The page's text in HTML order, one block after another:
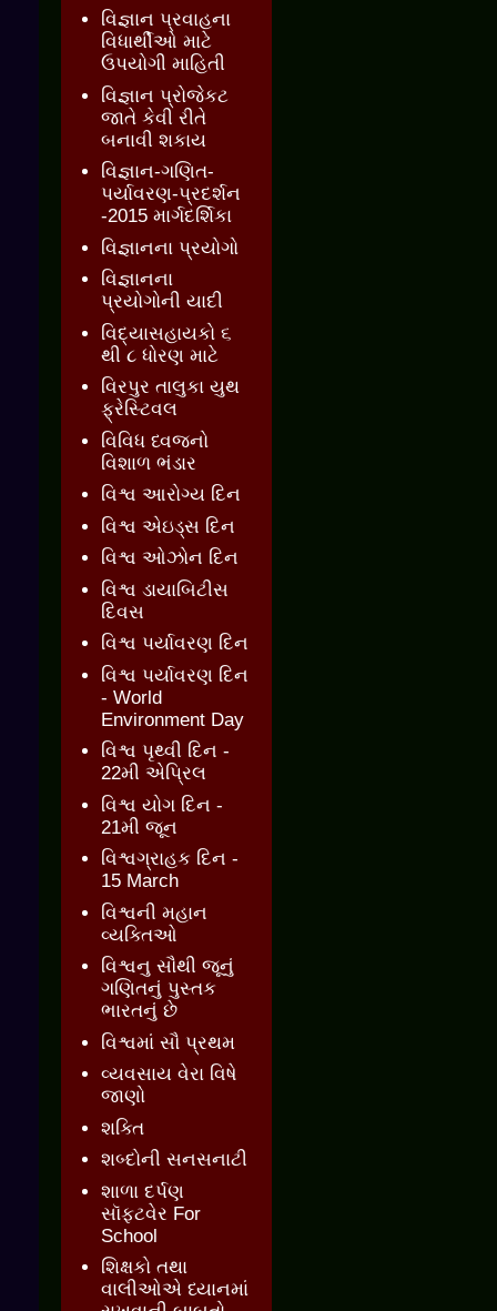
વિજ્ઞાન પ્રવાહના
વિધાર્થીઓ માટે
ઉપયોગી માહિતી
વિજ્ઞાન પ્રોજેકટ
જાતે કેવી રીતે
બનાવી શકાય
વિજ્ઞાન-ગણિત-
પર્યાવરણ-પ્રદર્શન
-2015 માર્ગદર્શિકા
વિજ્ઞાનના પ્રયોગો
વિજ્ઞાનના
પ્રયોગોની યાદી
વિદ્યાસહાયકો ૬
થી ૮ ધોરણ માટે
વિરપુર તાલુકા યુથ
ફ્રેસ્ટિવલ
વિવિધ ધ્વજનો
વિશાળ ભંડાર
વિશ્વ આરોગ્ય દિન
વિશ્વ એઇડ્સ દિન
વિશ્વ ઓઝોન દિન
વિશ્વ ડાયાબિટીસ
દિવસ
વિશ્વ પર્યાવરણ દિન
વિશ્વ પર્યાવરણ દિન
- World
Environment Day
વિશ્વ પૃથ્વી દિન -
22મી એપ્રિલ
વિશ્વ યોગ દિન -
21મી જૂન
વિશ્વગ્રાહક દિન -
15 March
વિશ્વની મહાન
વ્યક્તિઓ
વિશ્વનુ સૌથી જૂનું
ગણિતનું પુસ્તક
ભારતનું છે
વિશ્વમાં સૌ પ્રથમ
વ્યવસાય વેરા વિષે
જાણો
શક્તિ
શબ્દોની સનસનાટી
શાળા દર્પણ
સૉફ્ટવેર For
School
શિક્ષકો તથા
વાલીઓએ ધ્યાનમાં